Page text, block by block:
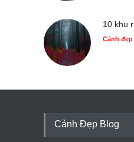
10 khu
Cảnh đẹp
Cảnh Đẹp Blog